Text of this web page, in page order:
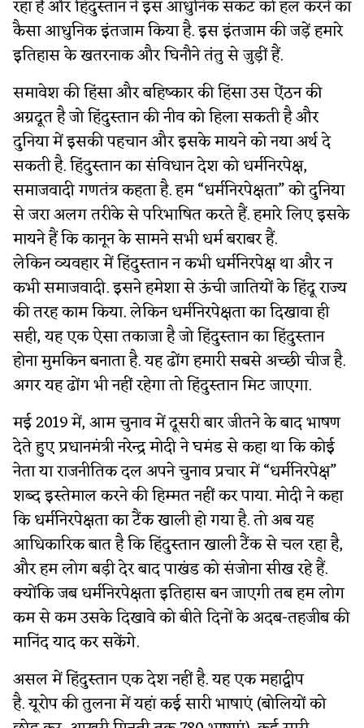
रहा है और हिंदुस्तान ने इस आधुनिक संकट को हल करने का
कैसा आधुनिक इंतजाम किया है. इस इंतजाम की जड़ें हमारे
इतिहास के खतरनाक और घिनौने तंतु से जुड़ीं हैं.
समावेश की हिंसा और बहिष्कार की हिंसा उस ऐंठन की
अग्रदूत है जो हिंदुस्तान की नीव को हिला सकती है और
दुनिया में इसकी पहचान और इसके मायने को नया अर्थ दे
सकती है. हिंदुस्तान का संविधान देश को धर्मनिरपेक्ष,
समाजवादी गणतंत्र कहता है. हम “धर्मनिरपेक्षता” को दुनिया
से जरा अलग तरीके से परिभाषित करते हैं. हमारे लिए इसके
मायने हैं कि कानून के सामने सभी धर्म बराबर हैं.
लेकिन व्यवहार में हिंदुस्तान न कभी धर्मनिरपेक्ष था और न
कभी समाजवादी. इसने हमेशा से ऊंची जातियों के हिंदू राज्य
की तरह काम किया. लेकिन धर्मनिरपेक्षता का दिखावा ही
सही, यह एक ऐसा तकाजा है जो हिंदुस्तान का हिंदुस्तान
होना मुमकिन बनाता है. यह ढोंग हमारी सबसे अच्छी चीज है.
अगर यह ढोंग भी नहीं रहेगा तो हिंदुस्तान मिट जाएगा.
मई 2019 में, आम चुनाव में दूसरी बार जीतने के बाद भाषण
देते हुए प्रधानमंत्री नरेन्द्र मोदी ने घमंड से कहा था कि कोई
नेता या राजनीतिक दल अपने चुनाव प्रचार में “धर्मनिरपेक्ष”
शब्द इस्तेमाल करने की हिम्मत नहीं कर पाया. मोदी ने कहा
कि धर्मनिरपेक्षता का टैंक खाली हो गया है. तो अब यह
आधिकारिक बात है कि हिंदुस्तान खाली टैंक से चल रहा है,
और हम लोग बड़ी देर बाद पाखंड को संजोना सीख रहे हैं.
क्योंकि जब धर्मनिरपेक्षता इतिहास बन जाएगी तब हम लोग
कम से कम उसके दिखावे को बीते दिनों के अदब-तहजीब की
मानिंद याद कर सकेंगे.
असल में हिंदुस्तान एक देश नहीं है. यह एक महाद्वीप
है. यूरोप की तुलना में यहां कई सारी भाषाएं (बोलियों को